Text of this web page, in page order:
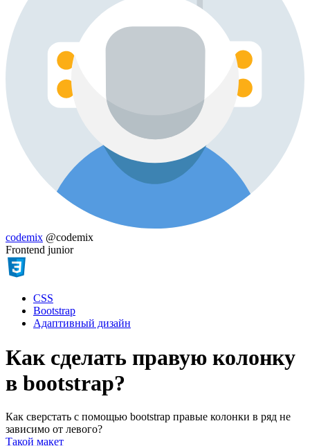
codemix @codemix
Frontend junior
CSS
Bootstrap
Адаптивный дизайн
Как сделать правую колонку
в bootstrap?
Как сверстать с помощью bootstrap правые колонки в ряд не
зависимо от левого?
Такой макет